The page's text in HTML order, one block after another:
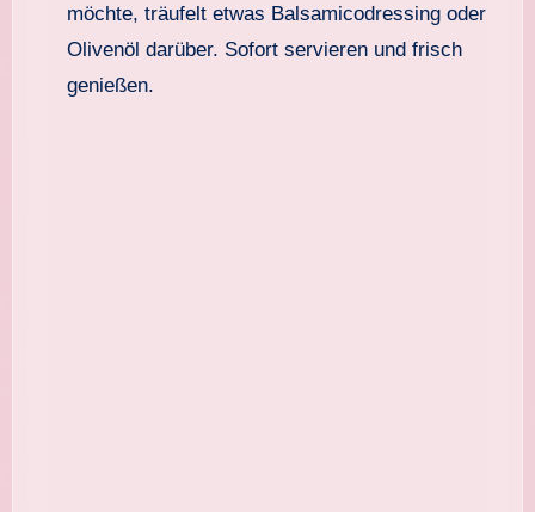
möchte, träufelt etwas Balsamicodressing oder
Olivenöl darüber. Sofort servieren und frisch
genießen.